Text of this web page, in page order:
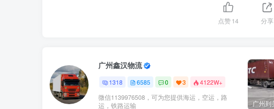
点赞14 分享
广州鑫汉物流
1318 6585 0 3 4122W+
微信1139976508，可为您提供海运，空运，路
运，铁路运输